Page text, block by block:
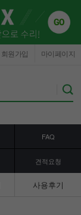
마이페이지
회원가입
FAQ
견적요청
사용후기